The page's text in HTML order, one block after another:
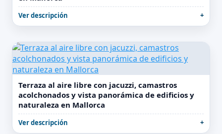
Ver descripción
Terraza al aire libre con jacuzzi, camastros
acolchonados y vista panorámica de edificios y
naturaleza en Mallorca
Ver descripción